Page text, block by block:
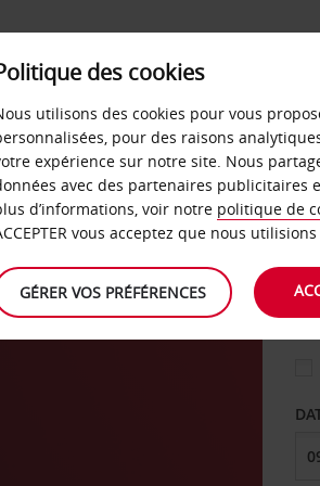
LIBRE-SERVICE
des cookies
utilisons des cookies pour vous
pour des raisons
expérience sur notre site. Nous
avec des partenaires publicitaires
d’informations, voir notre politique de
vous acceptez que nous
GÉRER VOS PRÉFÉRENCES